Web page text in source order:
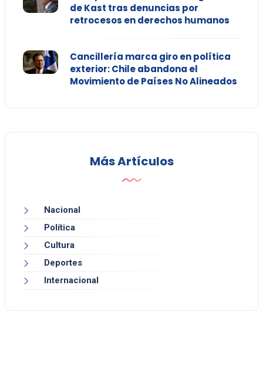
de Kast tras denuncias por
retrocesos en derechos humanos
Cancillería marca giro en política
exterior: Chile abandona el
Movimiento de Países No Alineados
Más Artículos
Nacional
Política
Cultura
Deportes
Internacional